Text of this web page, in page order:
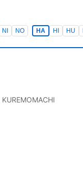
NI NO HA HI HU
KUREMOMACHI